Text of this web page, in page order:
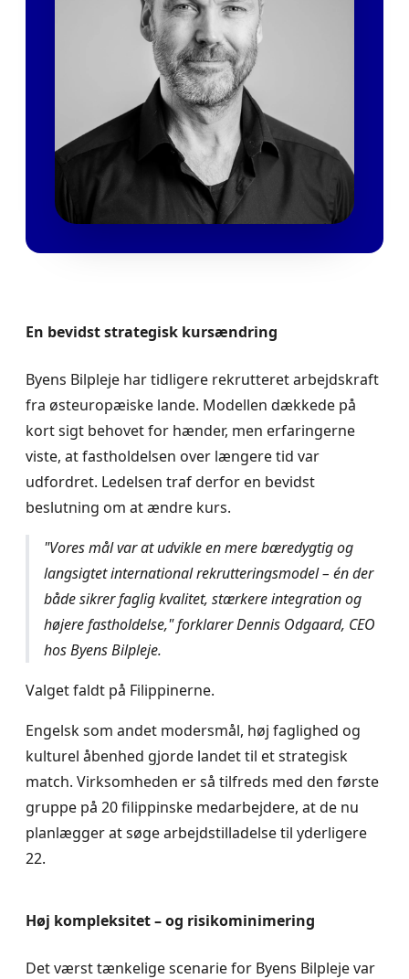
En bevidst strategisk kursændring
Byens Bilpleje har tidligere rekrutteret arbejdskraft
fra østeuropæiske lande. Modellen dækkede på
kort sigt behovet for hænder, men erfaringerne
viste, at fastholdelsen over længere tid var
udfordret. Ledelsen traf derfor en bevidst
beslutning om at ændre kurs.
"Vores mål var at udvikle en mere bæredygtig og
langsigtet international rekrutteringsmodel – én der
både sikrer faglig kvalitet, stærkere integration og
højere fastholdelse," forklarer Dennis Odgaard, CEO
hos Byens Bilpleje.
Valget faldt på Filippinerne.
Engelsk som andet modersmål, høj faglighed og
kulturel åbenhed gjorde landet til et strategisk
match. Virksomheden er så tilfreds med den første
gruppe på 20 filippinske medarbejdere, at de nu
planlægger at søge arbejdstilladelse til yderligere
22.
Høj kompleksitet – og risikominimering
Det værst tænkelige scenarie for Byens Bilpleje var